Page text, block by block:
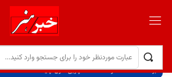
برگ نخست نوشته‌ها
چربی خون چیست؟